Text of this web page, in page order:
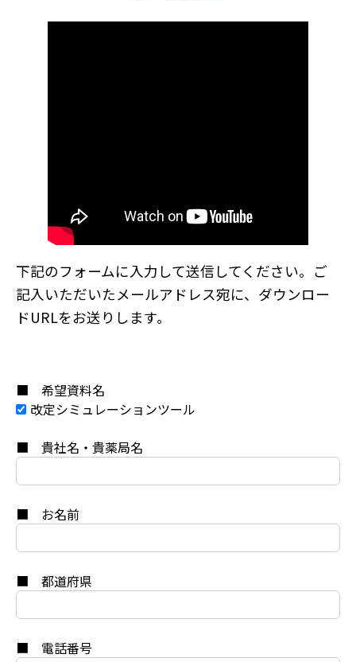
下記のフォームに入力して送信してください。ご
記入いただいたメールアドレス宛に、ダウンロー
ドURLをお送りします。
■ 希望資料名
改定シミュレーションツール
■ 貴社名・貴薬局名
■ お名前
■ 都道府県
■ 電話番号